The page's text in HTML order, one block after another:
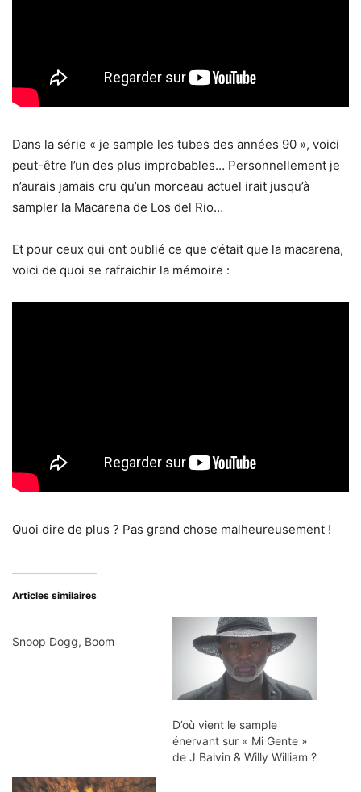
Dans la série « je sample les tubes des années 90 », voici
peut-être l’un des plus improbables… Personnellement je
n’aurais jamais cru qu’un morceau actuel irait jusqu’à
sampler la Macarena de Los del Rio…
Et pour ceux qui ont oublié ce que c’était que la macarena,
voici de quoi se rafraichir la mémoire :
Quoi dire de plus ? Pas grand chose malheureusement !
Articles similaires
Snoop Dogg, Boom
D’où vient le sample
énervant sur « Mi Gente »
de J Balvin & Willy William ?